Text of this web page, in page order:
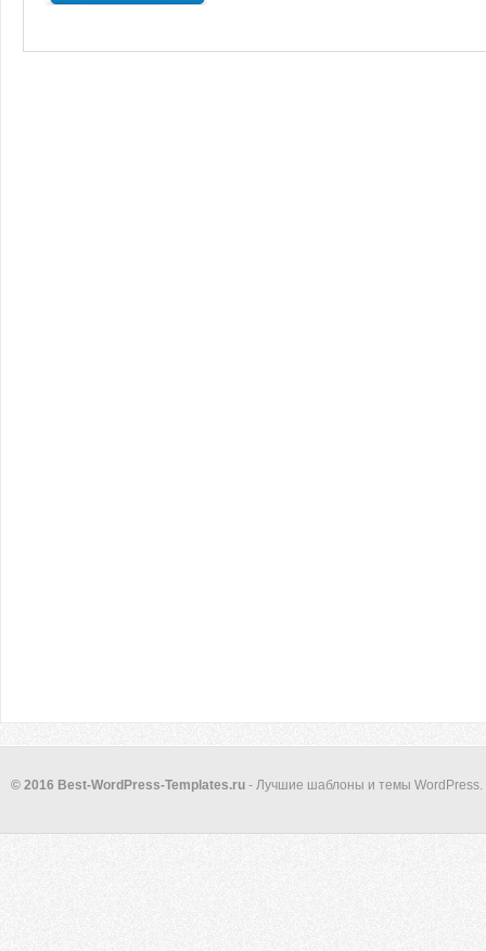
© 2016 Best-WordPress-Templates.ru - Лучшие шаблоны и темы